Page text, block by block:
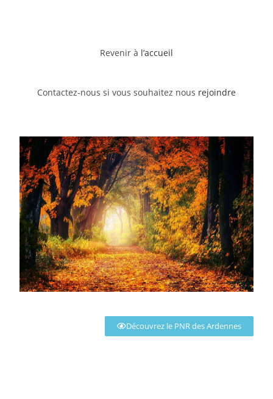
Revenir à l’accueil
Contactez-nous si vous souhaitez nous rejoindre
Découvrez le PNR des Ardennes